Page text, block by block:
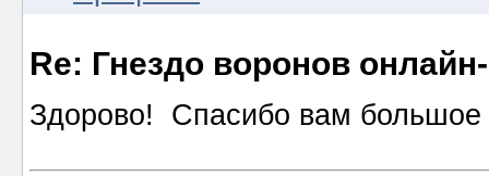
Re: Гнездо воронов
Здорово! Спасибо вам большое